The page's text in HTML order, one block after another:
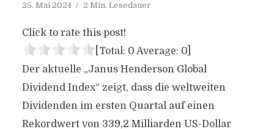
25. Mai 2024 2 Min. Lesedauer
Click to rate this post!
[Total: 0 Average: 0]
Der aktuelle „Janus Henderson Global
Dividend Index“ zeigt, dass die weltweiten
Dividenden im ersten Quartal auf einen
Rekordwert von 339,2 Milliarden US-Dollar